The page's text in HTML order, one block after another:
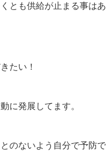
とも供給が止まる事は
たい！
に発展してます。
のないよう自分で予防